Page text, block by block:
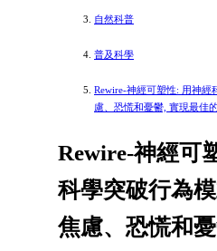
自然科普
普及科學
Rewire-神經可塑性: 用神經
慮、恐慌和憂鬱, 實現最佳
Rewire-神經可
科學突破行為
焦慮、恐慌和